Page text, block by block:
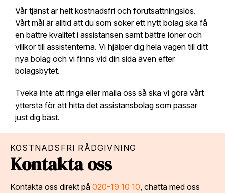
Vår tjänst är helt kostnadsfri och förutsättningslös.
Vårt mål är alltid att du som söker ett nytt bolag ska få
en bättre kvalitet i assistansen samt bättre löner och
villkor till assistenterna. Vi hjälper dig hela vägen till ditt
nya bolag och vi finns vid din sida även efter
bolagsbytet.
Tveka inte att ringa eller maila oss så ska vi göra vårt
yttersta för att hitta det assistansbolag som passar
just dig bäst.
KOSTNADSFRI RÅDGIVNING
Kontakta oss
Kontakta oss direkt på 020-19 10 10 , chatta med oss